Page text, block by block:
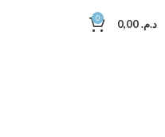
0 د.م.